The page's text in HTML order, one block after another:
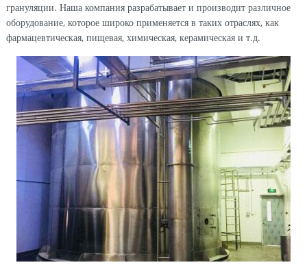
грануляции. Наша компания разрабатывает и производит различное
оборудование, которое широко применяется в таких отраслях, как
фармацевтическая, пищевая, химическая, керамическая и т.д.